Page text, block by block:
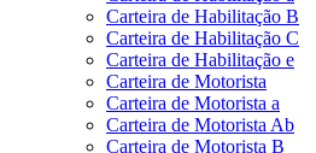
Carteira de Habilitação B
Carteira de Habilitação C
Carteira de Habilitação e
Carteira de Motorista
Carteira de Motorista a
Carteira de Motorista Ab
Carteira de Motorista B